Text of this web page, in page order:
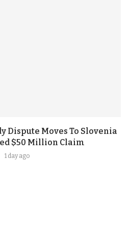
Dispute Moves To Slovenia
$50 Million Claim
1 day ago